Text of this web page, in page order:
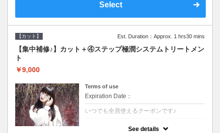
Select
【カット】 Est. Duration：Approx. 1 hrs30 mins
【集中補修♪】カット＋④ステップ極潤システムトリートメン
ト
￥9,000
Terms of use
Expiration Date：
いつでも全員使えるクーポンです♪
See details